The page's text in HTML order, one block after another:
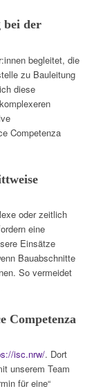
bei der
begleitet, die
zu Bauleitung
diese
Competenza
oder zeitlich
eine
Einsätze
Bauabschnitte
So vermeidet
Competenza
isc.nrw/. Dort
unserem Team
für eine“